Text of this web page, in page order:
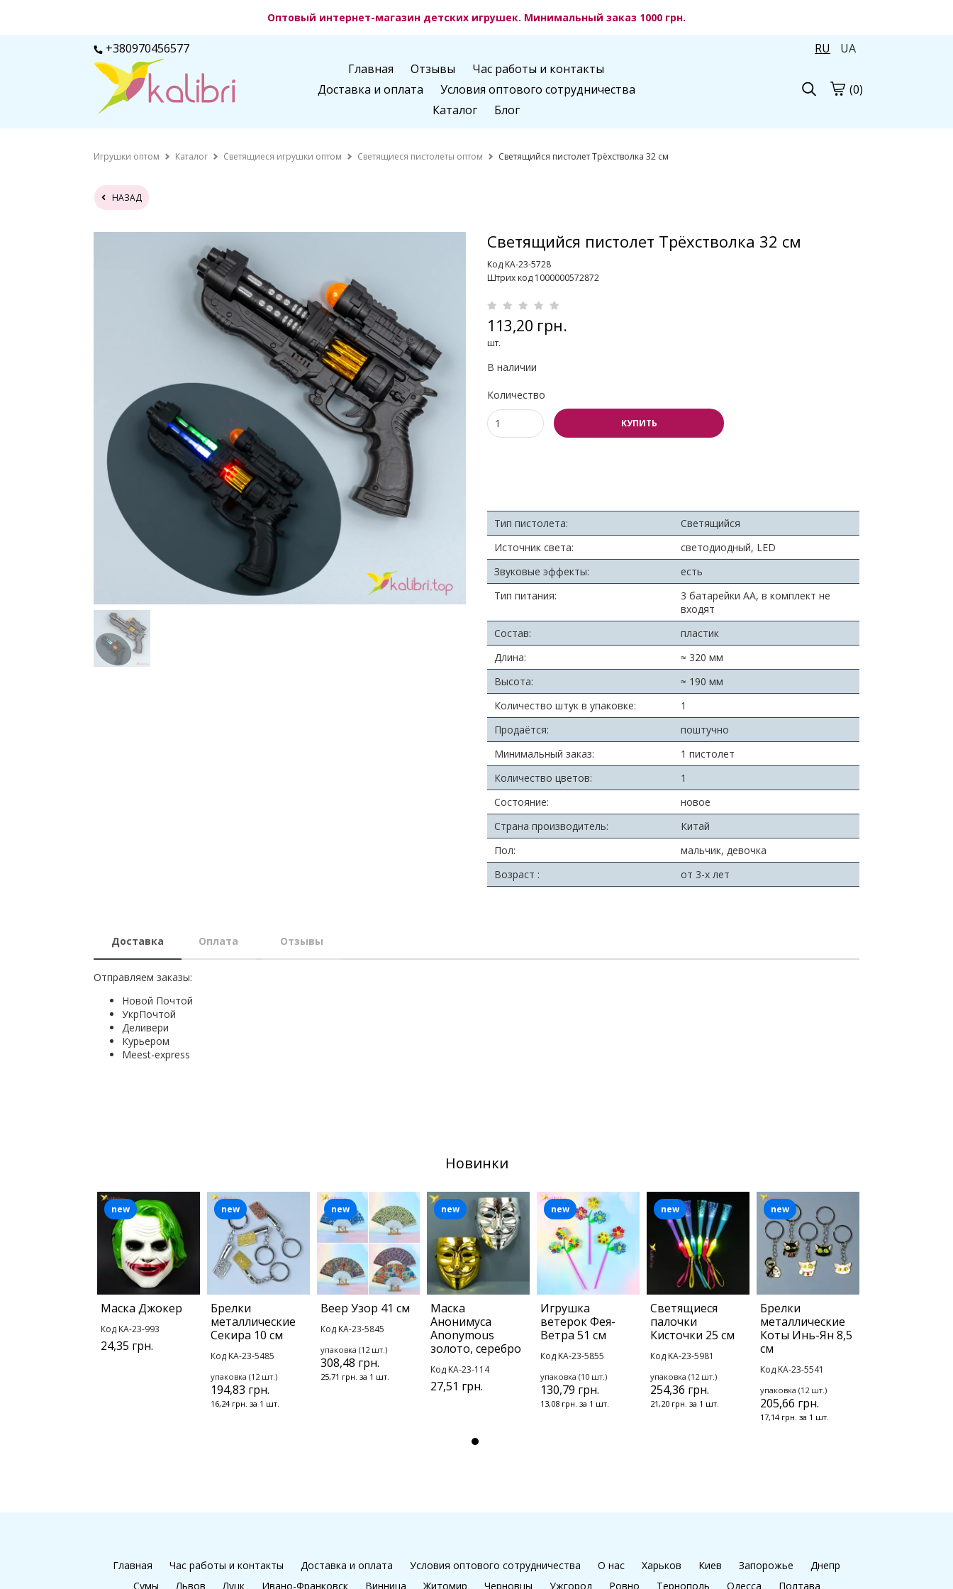
Оптовый интернет-магазин детских игрушек. Минимальный заказ 1000 грн.
+380970456577 RU
UA
Главная
Отзывы
Час работы и контакты
Доставка и оплата
Условия оптового сотрудничества
Каталог
Блог
(0)
Игрушки оптом Каталог Светящиеся игрушки оптом Светящиеся пистолеты оптом Светящийся пистолет Трёхстволка 32 см
НАЗАД
Светящийся пистолет Трёхстволка 32 см
Код KA-23-5728
Штрих код 1000000572872
113,20 грн.
шт.
В наличии
Количество
КУПИТЬ
Тип пистолета:
Светящийся
Источник света:
светодиодный, LED
Звуковые эффекты:
есть
Тип питания:
3 батарейки АА, в комплект не
входят
Состав:
пластик
Длина:
≈ 320 мм
Высота:
≈ 190 мм
Количество штук в упаковке:
1
Продаётся:
поштучно
Минимальный заказ:
1 пистолет
Количество цветов:
1
Состояние:
новое
Страна производитель:
Китай
Пол:
мальчик, девочка
Возраст :
от 3-х лет
Доставка Оплата Отзывы
Отправляем заказы:
Новой Почтой
УкрПочтой
Деливери
Курьером
Мeest-express
Новинки
Маска Джокер
Код KA-23-993
24,35 грн.
new
Брелки
металлические
Секира 10 см
Код KA-23-5485
упаковка (12 шт.)
194,83 грн.
16,24 грн. за 1 шт.
new
Веер Узор 41 см
Код KA-23-5845
упаковка (12 шт.)
308,48 грн.
25,71 грн. за 1 шт.
new
Маска
Анонимуса
Anonymous
золото, серебро
Код KA-23-114
27,51 грн.
new
Игрушка
ветерок Фея-
Ветра 51 см
Код KA-23-5855
упаковка (10 шт.)
130,79 грн.
13,08 грн. за 1 шт.
new
Светящиеся
палочки
Кисточки 25 см
Код KA-23-5981
упаковка (12 шт.)
254,36 грн.
21,20 грн. за 1 шт.
new
Брелки
металлические
Коты Инь-Ян 8,5
см
Код KA-23-5541
упаковка (12 шт.)
205,66 грн.
17,14 грн. за 1 шт.
new
Главная Час работы и контакты Доставка и оплата Условия оптового сотрудничества О нас Харьков Киев Запорожье
Днепр
Сумы
Львов Луцк Ивано-Франковск Винница Житомир Черновцы Ужгород Ровно Тернополь Одесса Полтава